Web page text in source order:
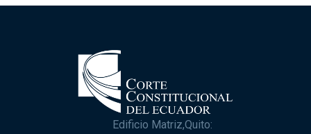
Edificio Matriz,Quito: